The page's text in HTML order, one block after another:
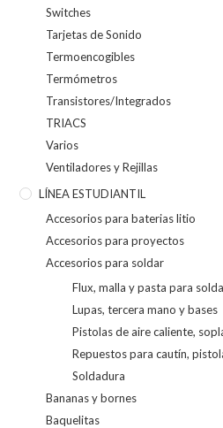
Switches
Tarjetas de Sonido
Termoencogibles
Termómetros
Transistores/Integrados
TRIACS
Varios
Ventiladores y Rejillas
LÍNEA ESTUDIANTIL
Accesorios para baterias litio
Accesorios para proyectos
Accesorios para soldar
Flux, malla y pasta para
Lupas, tercera mano y bases
Pistolas de aire caliente,
Repuestos para cautín,
Soldadura
Bananas y bornes
Baquelitas